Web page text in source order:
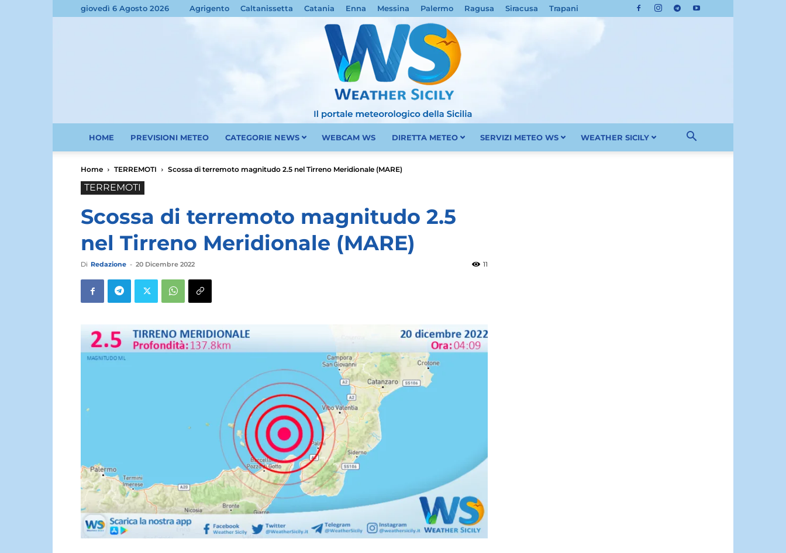
giovedì 6 Agosto 2026 Agrigento Caltanissetta Catania Enna Messina Palermo Ragusa Siracusa Trapani
Sicilia
Weather
HOME PREVISIONI METEO CATEGORIE NEWS WEBCAM WS DIRETTA METEO SERVIZI METEO WS WEATHER SICILY
Home TERREMOTI Scossa di terremoto magnitudo 2.5 nel Tirreno Meridionale (MARE)
TERREMOTI
Scossa di terremoto magnitudo 2.5
nel Tirreno Meridionale (MARE)
Di Redazione - 20 Dicembre 2022 11